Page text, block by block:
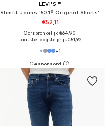
LEVI'S ®
Slimfit Jeans '501® Original Shorts'
€52,11
Oorspronkelijk: €64,90
Laatste laagste prijs:€51,92
+1